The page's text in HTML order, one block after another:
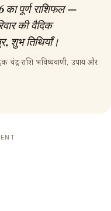
पूर्ण राशिफल —
की वैदिक
शुभ तिथियाँ।
राशि भविष्यवाणी, उपाय और